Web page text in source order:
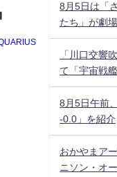
8月5日は「
たち」が劇
「川口交響
て「宇宙戦
8月5日午前
-0.0」を紹介
おかやまア
ニソン・オ